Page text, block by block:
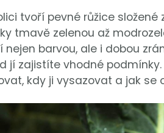
tvoří pevné růžice
tmavě zelenou až
nejen barvou, ale i dobou
jí zajistíte vhodné
kdy ji vysazovat a jak se